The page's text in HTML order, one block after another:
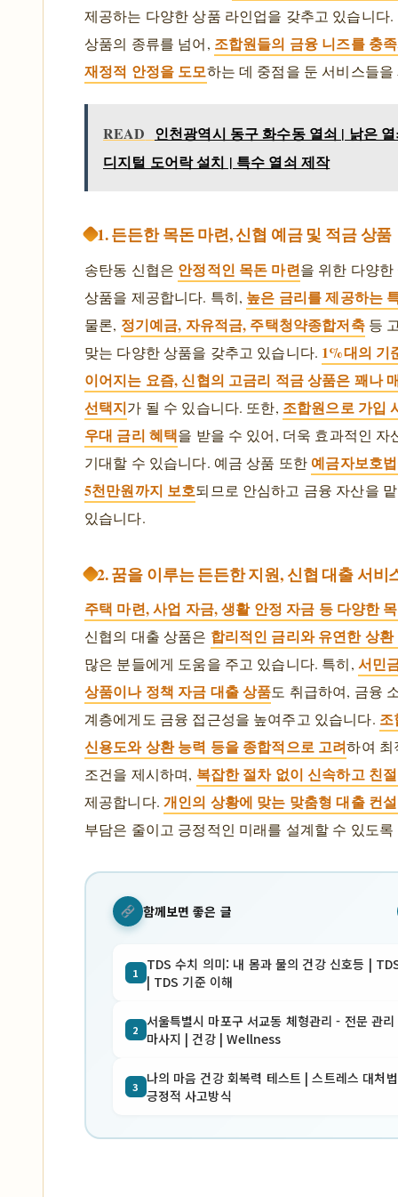
제공하는 다양한 상품 라인업을 갖추고 있습니다.
상품의 종류를 넘어, 조합원들의 금융 니즈를 충
재정적 안정을 도모하는 데 중점을 둔 서비스들
READ 인천광역시 동구 화수동 열쇠 | 낡은
디지털 도어락 설치 | 특수 열쇠 제작
1. 든든한 목돈 마련, 신협 예금 및 적금 상품
송탄동 신협은 안정적인 목돈 마련을 위한 다양
상품을 제공합니다. 특히, 높은 금리를 제공하는
물론, 정기예금, 자유적금, 주택청약종합저축등
맞는 다양한 상품을 갖추고 있습니다. 1%대의 기
이어지는 요즘, 신협의 고금리 적금 상품은 꽤나
선택지가 될 수 있습니다. 또한, 조합원으로 가입
우대 금리 혜택을 받을 수 있어, 더욱 효과적인 자
기대할 수 있습니다. 예금 상품 또한 예금자보호
5천만원까지 보호되므로 안심하고 금융 자산을
있습니다.
2. 꿈을 이루는 든든한 지원, 신협 대출 서비
주택 마련, 사업 자금, 생활 안정 자금 등 다양한
신협의 대출 상품은 합리적인 금리와 유연한 상환
많은 분들에게 도움을 주고 있습니다. 특히, 서민
상품이나 정책 자금 대출 상품도 취급하여, 금융
계층에게도 금융 접근성을 높여주고 있습니다. 조
신용도와 상환 능력 등을 종합적으로 고려하여 최
조건을 제시하며, 복잡한 절차 없이 신속하고 친
제공합니다.개인의 상황에 맞는 맞춤형 대출 컨
부담은 줄이고 긍정적인 미래를 설계할 수 있도
함께보면 좋은 글
1 TDS 수치 의미: 내 몸과 물의 건강 신호등 |
| TDS 기준 이해
2 서울특별시 마포구 서교동 체형관리 - 전문 관
마사지 | 건강 | Wellness
3 나의 마음 건강 회복력 테스트 | 스트레스 대처
긍정적 사고방식